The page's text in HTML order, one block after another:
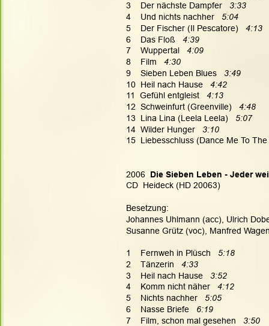
3    Der nächste Dampfer 3:33
4    Und nichts nachher 5:04
5    Der Fischer (Il Pescatore) 4:13
6    Das Floß
4:39
7    Wuppertal 4:09
8    Film 4:30
9    Sieben Leben Blues
  3:49
10  Heil nach Hause 4:42
11  Gefühl entgleist 4:13
12  Schweinfurt (Greenville)
  4:48
13  Lina Lina (Leela Leela) 5:07
14  Wilder Hunger 3:10
15  Liebesschluss (Dance Me To
2006 Die Sieben Leben - Jeder
CD  Heideck (HD 20063)
Besetzung:
Johannes Uhlmann (acc), Ulrich
Susanne Grütz (voc), Manfred
1    Fernweh in Plüsch 5:18
2    Tänzerin 4:33
3    Heil nach Hause
3:52
4    Komm nicht näher 4:12
5    Nichts nachher 5:05
6    Nasse Briefe
6:19
7    Film, schon mal gesehen 3:50